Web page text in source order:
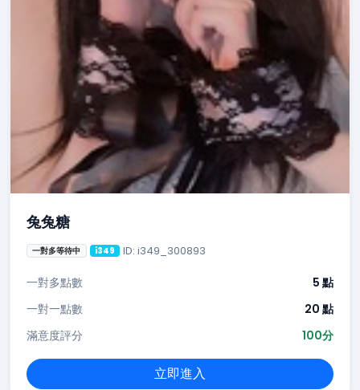
兔兔糖
一對多等待中 i349 ID: i349_300893
一對多點數
5 點
一對一點數
20 點
滿意度評分
100分
立即進入